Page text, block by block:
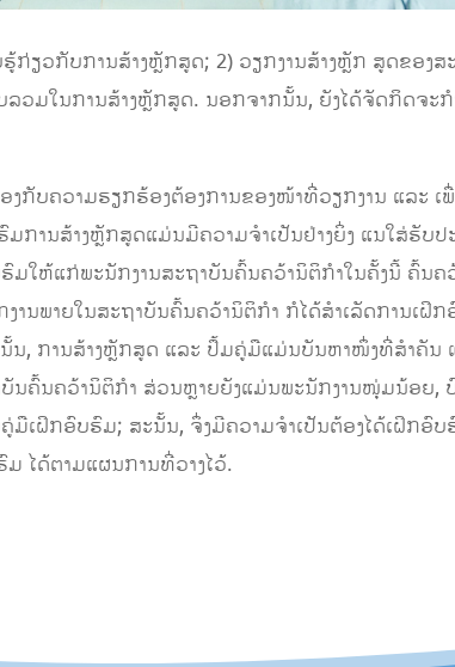
ກ່ຽວກັບການສ້າງຫຼັກສູດ; 2) ວຽກງານສ້າງຫຼັກ ສູດຂອງ
ລວມໃນການສ້າງຫຼັກສູດ. ນອກຈາກນັ້ນ, ຍັງໄດ້ຈັດກິດຈະ
ບຄວາມຮຽກຮ້ອງຕ້ອງການຂອງໜ້າທີ່ວຽກງານ ແລະ ເ
ມການສ້າງຫຼັກສູດແມ່ນມີຄວາມຈໍາເປັນຢ່າງຍິ່ງ ແນໃສ່ຮັບ
ໃຫ້ແກ່ພະນັກງານສະຖາບັນຄົ້ນຄວ້ານິຕິກຳໃນຄັ້ງນີ້ ຄົ້ນຄ
ນພາຍໃນສະຖາບັນຄົ້ນຄວ້ານິຕິກຳ ກໍໄດ້ສຳເລັດການເ
, ການສ້າງຫຼັກສູດ ແລະ ປຶ້ມຄູ່ມືແມ່ນບັນຫາໜຶ່ງທີ່ສຳຄັນ
ນຄົ້ນຄວ້ານິຕິກຳ ສ່ວນຫຼາຍຍັງແມ່ນພະນັກງານໜຸ່ມນ້ອຍ,
ເຝິກອົບຮົມ; ສະນັ້ນ, ຈຶ່ງມີຄວາມຈຳເປັນຕ້ອງໄດ້ເຝິກອົ
ໄດ້ຕາມແຜນການທີ່ວາງໄວ້.